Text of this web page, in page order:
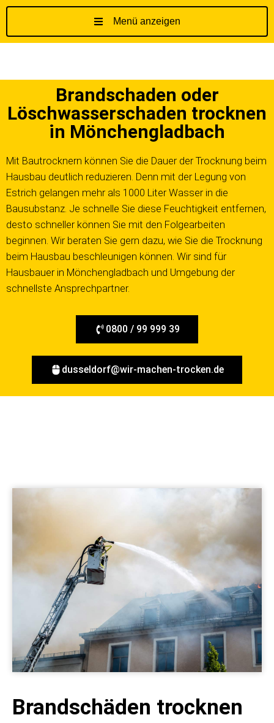
h
a
s
p
r
i
n
g
e
n
Menü anzeigen
Brandschaden oder
Löschwasserschaden trocknen
in Mönchengladbach
Mit Bautrocknern können Sie die Dauer der Trocknung beim
Hausbau deutlich reduzieren. Denn mit der Legung von
Estrich gelangen mehr als 1000 Liter Wasser in die
Bausubstanz. Je schnelle Sie diese Feuchtigkeit entfernen,
desto schneller können Sie mit den Folgearbeiten
beginnen. Wir beraten Sie gern dazu, wie Sie die Trocknung
beim Hausbau beschleunigen können. Wir sind für
Hausbauer in Mönchengladbach und Umgebung der
schnellste Ansprechpartner.
0800 / 99 999 39
dusseldorf@wir-machen-trocken.de
Brandschäden trocknen